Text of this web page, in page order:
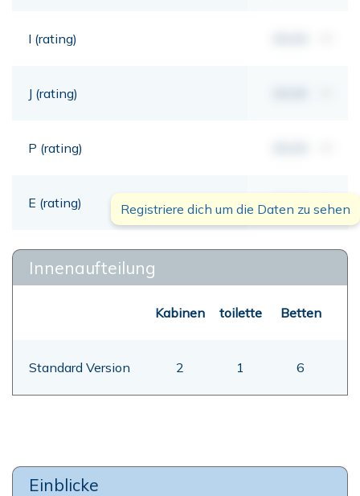
I (rating)
J (rating)
P (rating)
E (rating) 00,00 mt
Registriere dich um die Daten zu sehen
Innenaufteilung
Kabinen toilette Betten
Standard Version 2 1 6
Einblicke